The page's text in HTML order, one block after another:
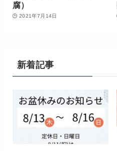
腐）
2021年7月14日
新着記事